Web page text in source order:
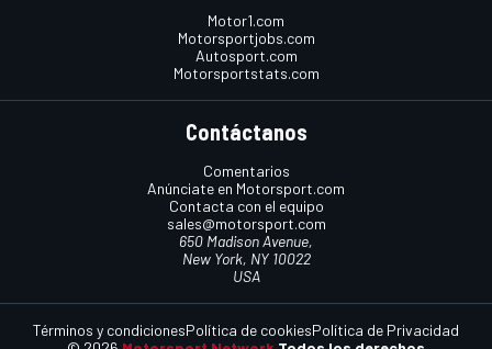
Motor1.com
Motorsportjobs.com
Autosport.com
Motorsportstats.com
Contáctanos
Comentarios
Anúnciate en Motorsport.com
Contacta con el equipo
sales@motorsport.com
650 Madison Avenue,
New York, NY 10022
USA
Términos y condicionesPolítica de cookiesPolítica de Privacidad